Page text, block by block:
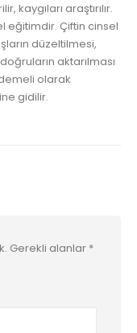
kaygıları araştırılır.
eğitimdir. Çiftin cinsel
düzeltilmesi,
aktarılması
olarak
gidilir.
Gerekli alanlar *